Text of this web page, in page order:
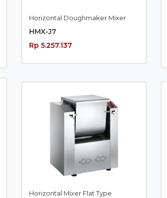
Horizontal Doughmaker Mixer
HMX-J7
Rp 5.257.137
Horizontal Mixer Flat Type